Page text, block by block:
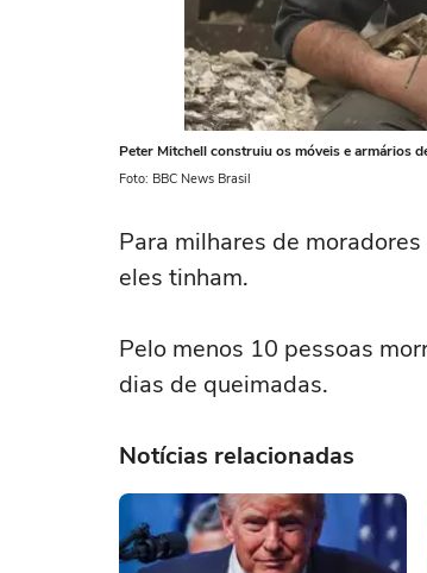
Peter Mitchell construiu os móveis e armários
Foto: BBC News Brasil
Para milhares de
eles tinham.
Pelo menos 10 pessoas
dias de queimadas.
Notícias relacionadas